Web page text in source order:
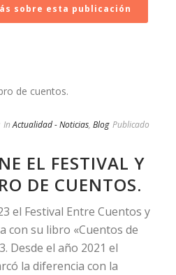
sobre esta publicación
In Actualidad - Noticias, Blog Publicado
EL FESTIVAL Y
DE CUENTOS.
el Festival Entre Cuentos y
con su libro «Cuentos de
Desde el año 2021 el
la diferencia con la